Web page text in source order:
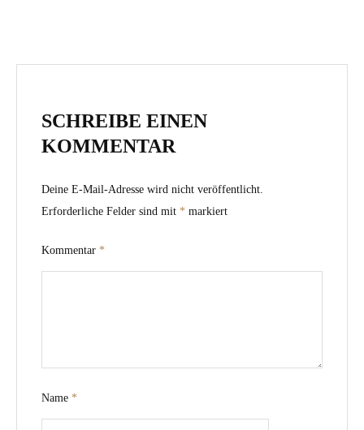
SCHREIBE EINEN
KOMMENTAR
Deine E-Mail-Adresse wird nicht veröffentlicht.
Erforderliche Felder sind mit * markiert
Kommentar *
Name *